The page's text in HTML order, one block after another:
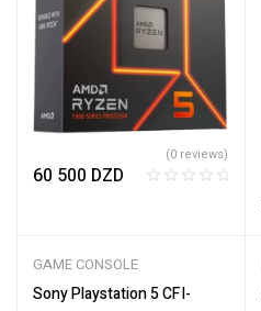
60 500 DZD
0
(0 reviews)
GAME CONSOLE
Sony Playstation 5 CFI-